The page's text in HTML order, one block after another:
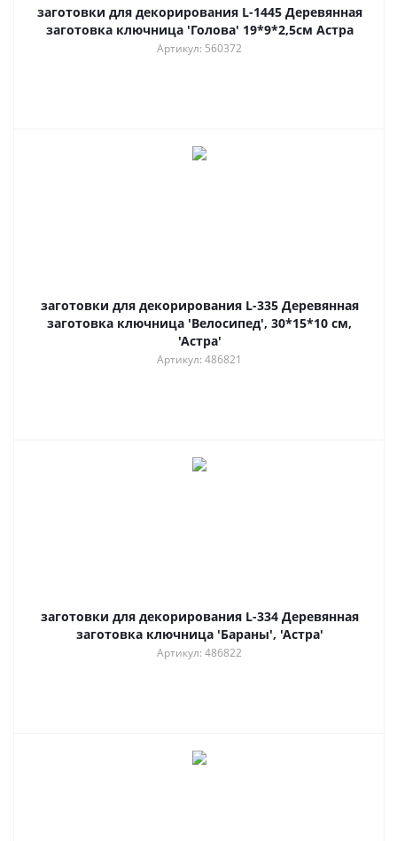
заготовки для декорирования L-1445 Деревянная
заготовка ключница 'Голова' 19*9*2,5см Астра
Артикул: 560372
заготовки для декорирования L-335 Деревянная
заготовка ключница 'Велосипед', 30*15*10 см,
'Астра'
Артикул: 486821
заготовки для декорирования L-334 Деревянная
заготовка ключница 'Бараны', 'Астра'
Артикул: 486822